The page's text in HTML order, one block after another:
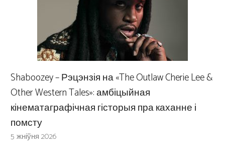
Shaboozey – Рэцэнзія на «The Outlaw Cherie Lee &
Other Western Tales»: амбіцыйная
кінематаграфічная гісторыя пра каханне і
помсту
5 жніўня 2026